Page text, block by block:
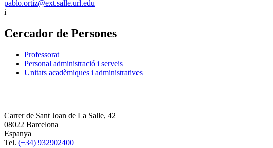
pablo.ortiz@ext.salle.url.edu
i
Cercador de Persones
Professorat
Personal administració i serveis
Unitats acadèmiques i administratives
Carrer de Sant Joan de La Salle, 42
08022 Barcelona
Espanya
Tel. (+34) 932902400